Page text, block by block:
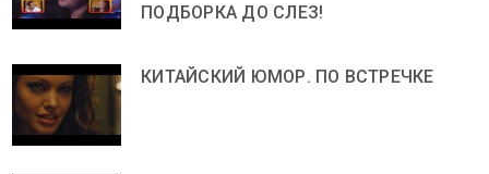
ПОДБОРКА ДО СЛЕЗ!
КИТАЙСКИЙ ЮМОР. ПО ВСТРЕЧКЕ